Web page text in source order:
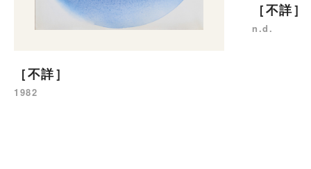
［不詳］
1982
［不詳］
n.d.